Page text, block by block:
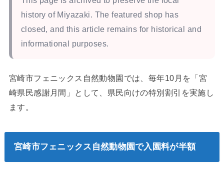
history of Miyazaki. The featured shop has
closed, and this article remains for historical and
informational purposes.
宮崎市フェニックス自然動物園では、毎年10月を「宮
崎県民感謝月間」として、県民向けの特別割引を実施し
ます。
宮崎市フェニックス自然動物園で入園料が半額